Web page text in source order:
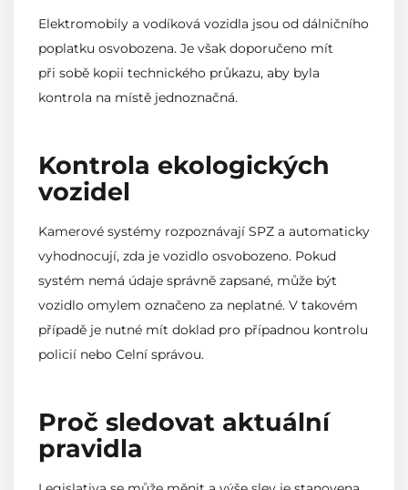
Elektromobily a vodíková vozidla jsou od dálničního
poplatku osvobozena. Je však doporučeno mít
při sobě kopii technického průkazu, aby byla
kontrola na místě jednoznačná.
Kontrola ekologických
vozidel
Kamerové systémy rozpoznávají SPZ a automaticky
vyhodnocují, zda je vozidlo osvobozeno. Pokud
systém nemá údaje správně zapsané, může být
vozidlo omylem označeno za neplatné. V takovém
případě je nutné mít doklad pro případnou kontrolu
policií nebo Celní správou.
Proč sledovat aktuální
pravidla